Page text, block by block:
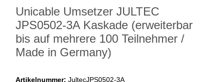
Unicable Umsetzer JULTEC
JPS0502-3A Kaskade (erweiterbar
bis auf mehrere 100 Teilnehmer /
Made in Germany)
Artikelnummer: JultecJPS0502-3A